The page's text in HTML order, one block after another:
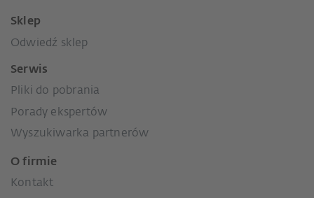
Sklep
Odwiedź sklep
Serwis
Pliki do pobrania
Porady ekspertów
Wyszukiwarka partnerów
O firmie
Kontakt